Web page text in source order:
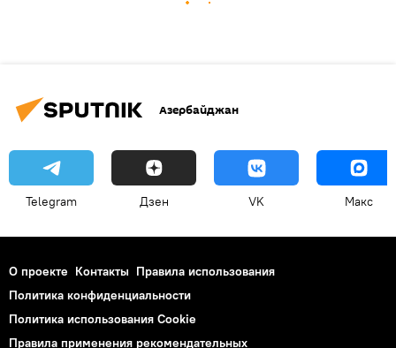
Азербайджан
Telegram Дзен VK Макс
О проекте Контакты Правила использования
Политика конфиденциальности
Политика использования Cookie
Правила применения рекомендательных